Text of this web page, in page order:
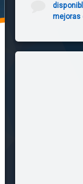
Winetricks y Lutris
mejoras